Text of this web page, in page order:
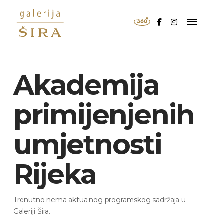
Akademija
primijenjenih
umjetnosti
Rijeka
Trenutno nema aktualnog programskog sadržaja u
Galeriji Šira.